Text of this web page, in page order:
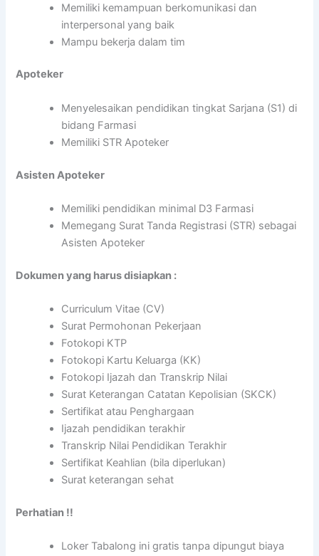
Memiliki kemampuan berkomunikasi dan
interpersonal yang baik
Mampu bekerja dalam tim
Apoteker
Menyelesaikan pendidikan tingkat Sarjana (S1) di
bidang Farmasi
Memiliki STR Apoteker
Asisten Apoteker
Memiliki pendidikan minimal D3 Farmasi
Memegang Surat Tanda Registrasi (STR) sebagai
Asisten Apoteker
Dokumen yang harus disiapkan :
Curriculum Vitae (CV)
Surat Permohonan Pekerjaan
Fotokopi KTP
Fotokopi Kartu Keluarga (KK)
Fotokopi Ijazah dan Transkrip Nilai
Surat Keterangan Catatan Kepolisian (SKCK)
Sertifikat atau Penghargaan
Ijazah pendidikan terakhir
Transkrip Nilai Pendidikan Terakhir
Sertifikat Keahlian (bila diperlukan)
Surat keterangan sehat
Perhatian !!
Loker Tabalong ini gratis tanpa dipungut biaya